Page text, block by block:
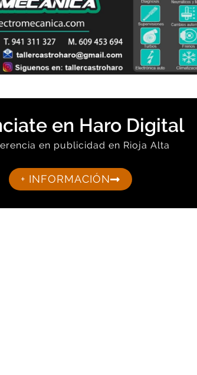
en Haro Digital
en publicidad en Rioja Alta
+ INFORMACIÓN